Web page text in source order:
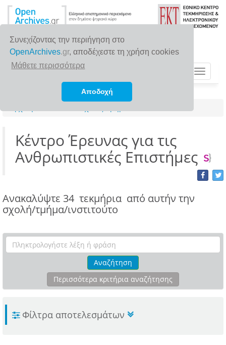
Συνεχίζοντας την περιήγηση στο
OpenArchives.gr, αποδέχεστε τη χρήση cookies
Μάθετε περισσότερα
Αποδοχή
Toggle
Κέντρο Έρευνας για τις
Ανθρωπιστικές Επιστήμες
Ανακαλύψτε 34 τεκμήρια από αυτήν την
σχολή/τμήμα/ινστιτούτο
Αναζήτηση
Περισσότερα κριτήρια αναζήτησης
Φίλτρα αποτελεσμάτων